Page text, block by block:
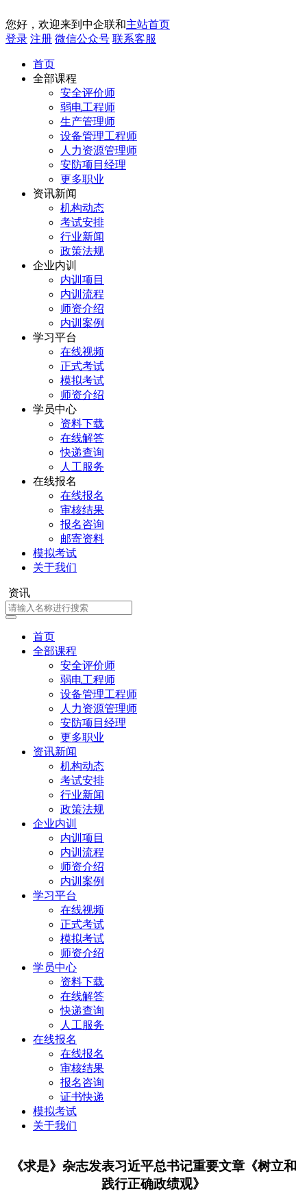
您好，欢迎来到中企联和主站首页
登录 注册 微信公众号 联系客服
首页
全部课程
安全评价师
弱电工程师
生产管理师
设备管理工程师
人力资源管理师
安防项目经理
更多职业
资讯新闻
机构动态
考试安排
行业新闻
政策法规
企业内训
内训项目
内训流程
师资介绍
内训案例
学习平台
在线视频
正式考试
模拟考试
师资介绍
学员中心
资料下载
在线解答
快递查询
人工服务
在线报名
在线报名
审核结果
报名咨询
邮寄资料
模拟考试
关于我们
资讯
首页
全部课程
安全评价师
弱电工程师
设备管理工程师
人力资源管理师
安防项目经理
更多职业
资讯新闻
机构动态
考试安排
行业新闻
政策法规
企业内训
内训项目
内训流程
师资介绍
内训案例
学习平台
在线视频
正式考试
模拟考试
师资介绍
学员中心
资料下载
在线解答
快递查询
人工服务
在线报名
在线报名
审核结果
报名咨询
证书快递
模拟考试
关于我们
《求是》杂志发表习近平总书记重要文章《树立和
践行正确政绩观》